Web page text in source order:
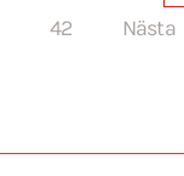
42
Nästa